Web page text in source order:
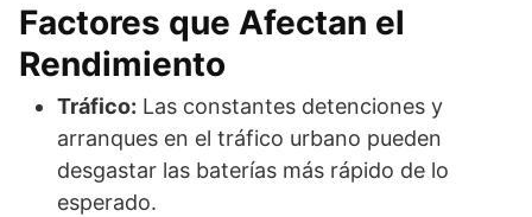
Factores que Afectan el
Rendimiento
Tráfico: Las constantes detenciones y
arranques en el tráfico urbano pueden
desgastar las baterías más rápido de lo
esperado.